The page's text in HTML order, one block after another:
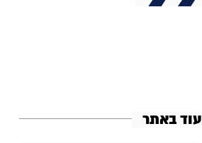
עוד באתר